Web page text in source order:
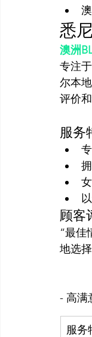
悉
澳洲
专注
尔本
服务
顾客
“最佳
地选
- 高满
服务